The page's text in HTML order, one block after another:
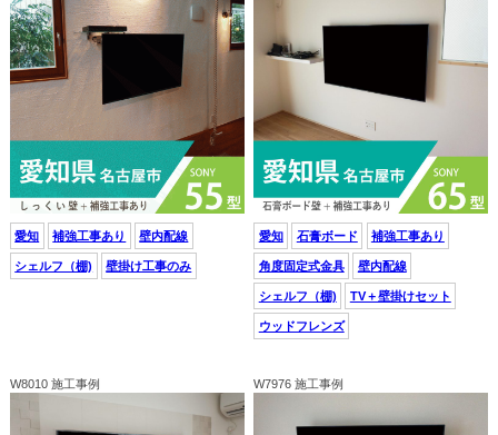
愛知 補強工事あり 壁内配線
シェルフ（棚) 壁掛け工事のみ
愛知 石膏ボード 補強工事あり
角度固定式金具 壁内配線
シェルフ（棚) TV＋壁掛けセット
ウッドフレンズ
W8010 施工事例 W7976 施工事例